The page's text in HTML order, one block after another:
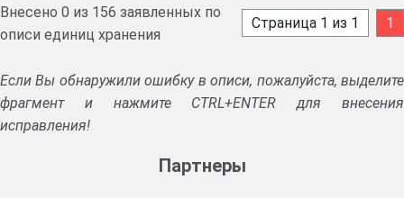
споруд; про суднобудівництво та судноплавство, про
зовнішню торгівлю Миколаївського порта, кількість
Матеріали одноденного перепису населення Миколаєва і
передмість, звіти про рух населення, про ціни на продукти
харчування.
Документи про організацію в Миколаєві телеграфного
Внесено 0 из 156 заявленных по
описи единиц хранения
Страница 1 из 1 1
Если Вы обнаружили ошибку в описи, пожалуйста, выделите
фрагмент и нажмите CTRL+ENTER для внесения
исправления!
Партнеры